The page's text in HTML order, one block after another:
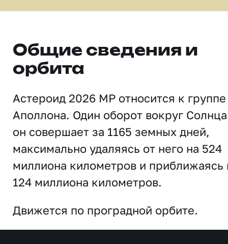
Общие сведения и
орбита
Астероид 2026 MP относится к группе
Аполлона. Один оборот вокруг Солнца
он совершает за 1165 земных дней,
максимально удаляясь от него на 524
миллиона километров и приближаясь
124 миллиона километров.
Движется по проградной орбите.